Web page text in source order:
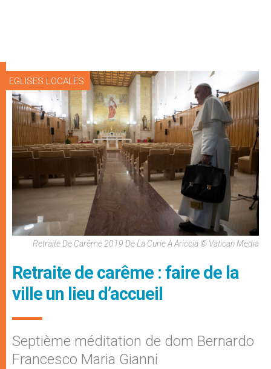
EGLISES LOCALES
Retraite De Carême 2019 De La Curie À Ariccia © Vatican Media
Retraite de carême : faire de la
ville un lieu d’accueil
Septième méditation de dom Bernardo
Francesco Maria Gianni